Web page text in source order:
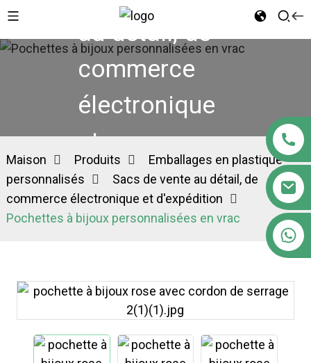
au détail, de
commerce
électronique
et
d'expédition
Maison Produits
Emballages en plastique
personnalisés
Sacs de vente au détail, de
commerce électronique et d'expédition
Pochettes à bijoux personnalisées en vrac